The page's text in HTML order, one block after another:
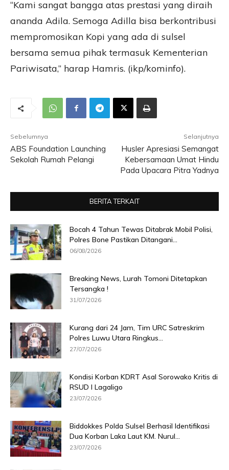
“Kami sangat bangga atas prestasi yang diraih
ananda Adila. Semoga Adilla bisa berkontribusi
mempromosikan Kopi yang ada di sulsel
bersama semua pihak termasuk Kementerian
Pariwisata,” harap Hamris. (ikp/kominfo).
Sebelumnya
ABS Foundation Launching
Sekolah Rumah Pelangi
Selanjutnya
Husler Apresiasi Semangat
Kebersamaan Umat Hindu
Pada Upacara Pitra Yadnya
BERITA TERKAIT
Bocah 4 Tahun Tewas Ditabrak Mobil Polisi,
Polres Bone Pastikan Ditangani...
06/08/2026
Breaking News, Lurah Tomoni Ditetapkan
Tersangka !
31/07/2026
Kurang dari 24 Jam, Tim URC Satreskrim
Polres Luwu Utara Ringkus...
27/07/2026
Kondisi Korban KDRT Asal Sorowako Kritis di
RSUD I Lagaligo
23/07/2026
Biddokkes Polda Sulsel Berhasil Identifikasi
Dua Korban Laka Laut KM. Nurul...
23/07/2026